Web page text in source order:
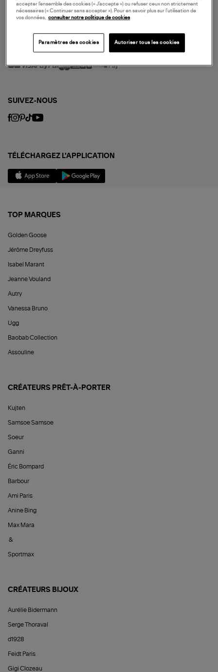
SERVICE CLIENT
MODE DE PAIEMENT
SUIVEZ-NOUS
TÉLÉCHARGEZ L'APPLICATION
TOP MARQUES
Golden Goose
Jérôme Dreyfuss
Isabel Marant
Jeanne Vouland
Autry
Vanessa Bruno
Ugg
Baobab Collection
Assouline
CRÉATEURS PRÊT-À-PORTER
Kujten
Samsoe Samsoe
Soeur
Ganni
Éric Bompard
Barbour
Ami Paris
Anine Bing
Max Mara
&
Sportmax
CRÉATEURS BIJOUX
Aurélie Bidermann
Serge Thoraval
d1928
Feidt Paris
Gigi Clozeau
accepter l’ensemble des cookies (« J’accepte ») ou refuser ceux non strictement
nécessaires (« Continuer sans accepter »). Pour en savoir plus sur l’utilisation de
vos données,
consulter notre politique de cookies
Paramètres des cookies Autoriser tous les cookies